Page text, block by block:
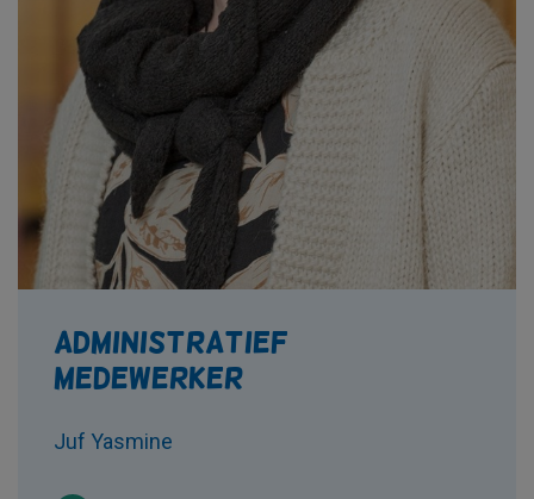
Administratief
medewerker
Juf Yasmine